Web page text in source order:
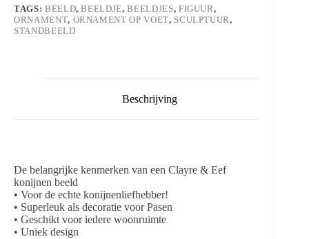
TAGS: BEELD,BEELDJE,BEELDJES, FIGUUR,
ORNAMENT, ORNAMENT OP VOET, SCULPTUUR,
STANDBEELD
Beschrijving
De belangrijke kenmerken van een Clayre & Eef
konijnen beeld
• Voor de echte konijnenliefhebber!
• Superleuk als decoratie voor Pasen
• Geschikt voor iedere woonruimte
• Uniek design